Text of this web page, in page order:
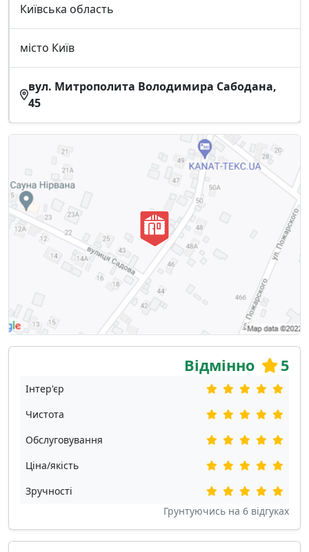
Київська область
місто Київ
вул. Митрополита Володимира Сабодана,
45
Відмінно 5
Інтер'єр
Чистота
Обслуговування
Ціна/якість
Зручності
Грунтуючись на 6 відгуках